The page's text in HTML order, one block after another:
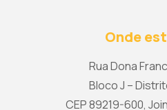
Onde
Rua Dona
Bloco J –
CEP 89219-600,